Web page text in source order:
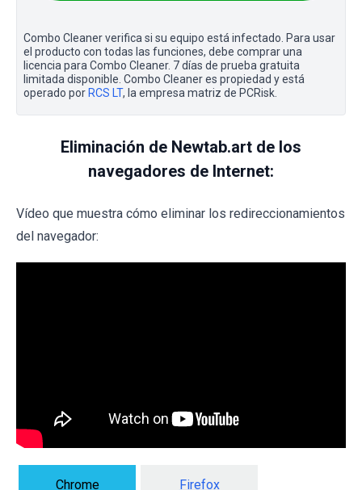
Combo Cleaner verifica si su equipo está infectado. Para usar
el producto con todas las funciones, debe comprar una
licencia para Combo Cleaner. 7 días de prueba gratuita
limitada disponible. Combo Cleaner es propiedad y está
operado por RCS LT, la empresa matriz de PCRisk.
Eliminación de Newtab.art de los
navegadores de Internet:
Vídeo que muestra cómo eliminar los redireccionamientos
del navegador:
Chrome Firefox